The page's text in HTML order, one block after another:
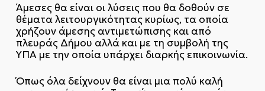
Άμεσες θα είναι οι λύσεις που θα δοθούν σε
θέματα λειτουργικότητας κυρίως, τα οποία
χρήζουν άμεσης αντιμετώπισης και από
πλευράς Δήμου αλλά και με τη συμβολή της
ΥΠΑ με την οποία υπάρχει διαρκής επικοινωνία.
Όπως όλα δείχνουν θα είναι μια πολύ καλή